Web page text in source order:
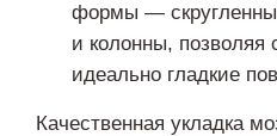
формы —
и колонны, позволяя
идеально гладкие
Качественная укладка